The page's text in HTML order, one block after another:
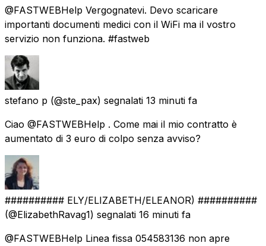
@FASTWEBHelp Vergognatevi. Devo scaricare
importanti documenti medici con il WiFi ma il vostro
servizio non funziona. #fastweb
stefano p (@ste_pax) segnalati 13 minuti fa
Ciao @FASTWEBHelp . Come mai il mio contratto è
aumentato di 3 euro di colpo senza avviso?
########## ELY/ELIZABETH/ELEANOR) ##########
(@ElizabethRavag1) segnalati 16 minuti fa
@FASTWEBHelp Linea fissa 054583136 non apre